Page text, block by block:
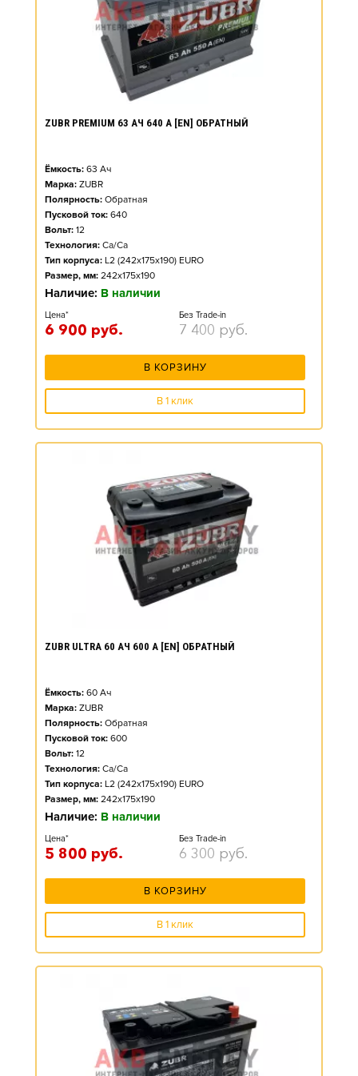
ZUBR PREMIUM 63 АЧ 640 А [EN] ОБРАТНЫЙ
Ёмкость: 63 Ач
Марка: ZUBR
Полярность: Обратная
Пусковой ток: 640
Вольт: 12
Технология: Ca/Ca
Тип корпуса: L2 (242x175x190) EURO
Размер, мм: 242x175x190
Наличие: В наличии
Цена*
6 900 руб.
Без Trade-in
7 400 руб.
В КОРЗИНУ
В 1 клик
ZUBR ULTRA 60 АЧ 600 А [EN] ОБРАТНЫЙ
Ёмкость: 60 Ач
Марка: ZUBR
Полярность: Обратная
Пусковой ток: 600
Вольт: 12
Технология: Ca/Ca
Тип корпуса: L2 (242x175x190) EURO
Размер, мм: 242x175x190
Наличие: В наличии
Цена*
5 800 руб.
Без Trade-in
6 300 руб.
В КОРЗИНУ
В 1 клик